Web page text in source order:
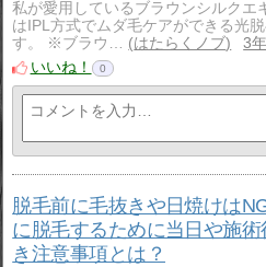
私が愛用しているブラウンシルクエ
はIPL方式でムダ毛ケアができる光
す。 ※ブラウ…
はたらくノブ
3
いいね！
0
脱毛前に毛抜きや日焼けは
に脱毛するために当日や施
き注意事項とは？